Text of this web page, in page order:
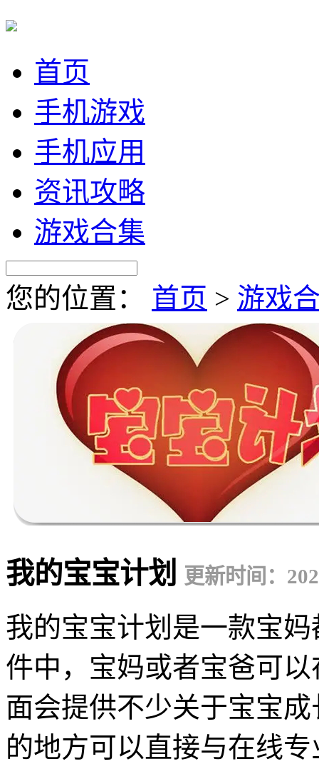
首页
手机游戏
手机应用
资讯攻略
游戏合集
您的位置： 首页 > 游戏
我的宝宝计划 更新时间：
我的宝宝计划是一款宝
件中，宝妈或者宝爸可
面会提供不少关于宝宝
的地方可以直接与在线